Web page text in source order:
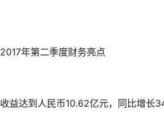
2017年第二季度财务亮点
收益达到人民币10.62亿元，同比增长